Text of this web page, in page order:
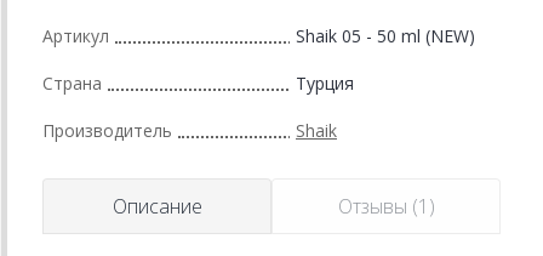
Артикул Shaik 05 - 50 ml (NEW)
Страна Турция
Производитель Shaik
Описание Отзывы (1)